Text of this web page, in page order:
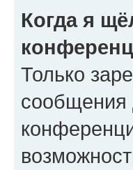
Когда я
Только
сообщения